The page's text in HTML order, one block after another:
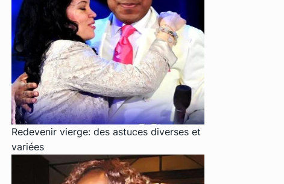
Redevenir vierge: des astuces diverses et
variées